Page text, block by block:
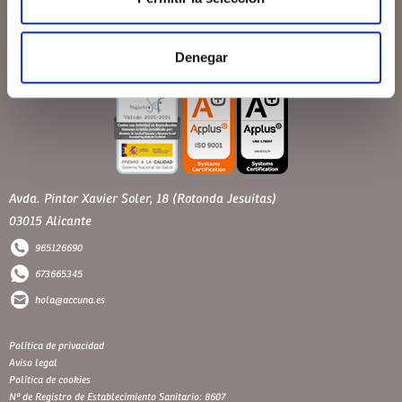
Denegar
Avda. Pintor Xavier Soler, 18 (Rotonda Jesuitas)
03015 Alicante
965126690
673665345
hola@accuna.es
Política de privacidad
Aviso legal
Política de cookies
Nº de Registro de Establecimiento Sanitario: 8607